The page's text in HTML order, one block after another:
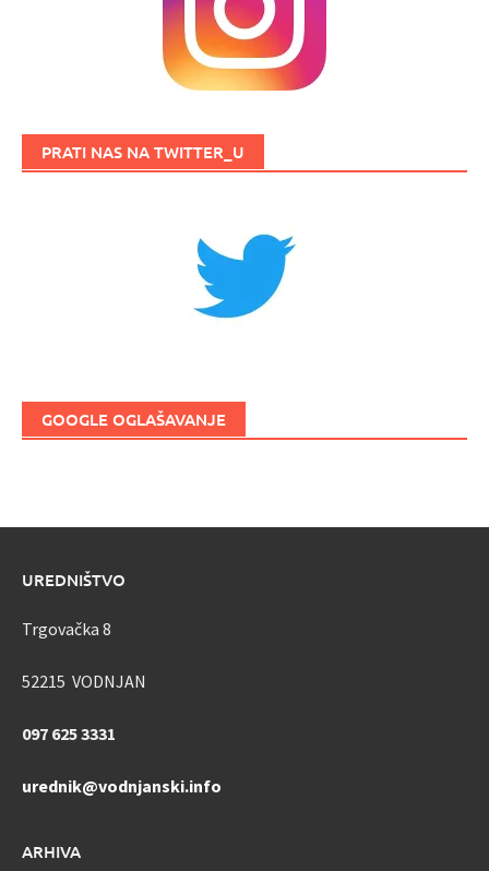
PRATI NAS NA TWITTER_U
GOOGLE OGLAŠAVANJE
UREDNIŠTVO
Trgovačka 8
52215 VODNJAN
097 625 3331
urednik@vodnjanski.info
ARHIVA